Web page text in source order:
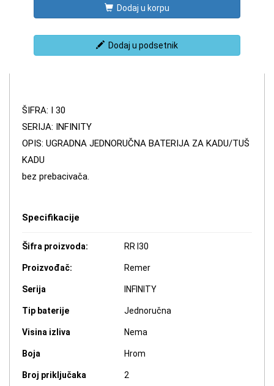
Dodaj u korpu
Dodaj u podsetnik
ŠIFRA: I 30
SERIJA: INFINITY
OPIS: UGRADNA JEDNORUČNA BATERIJA ZA KADU/TUŠ
KADU
bez prebacivača.
Specifikacije
Šifra proizvoda: RR I30
Proizvođač: Remer
Serija INFINITY
Tip baterije Jednoručna
Visina izliva Nema
Boja Hrom
Broj priključaka 2